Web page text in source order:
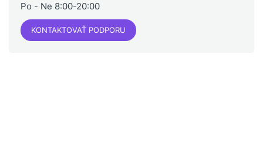
Po - Ne 8:00-20:00
KONTAKTOVAŤ PODPORU